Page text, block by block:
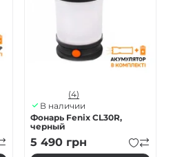
(4)
В наличии
Фонарь Fenix CL30R,
черный
5 490 грн